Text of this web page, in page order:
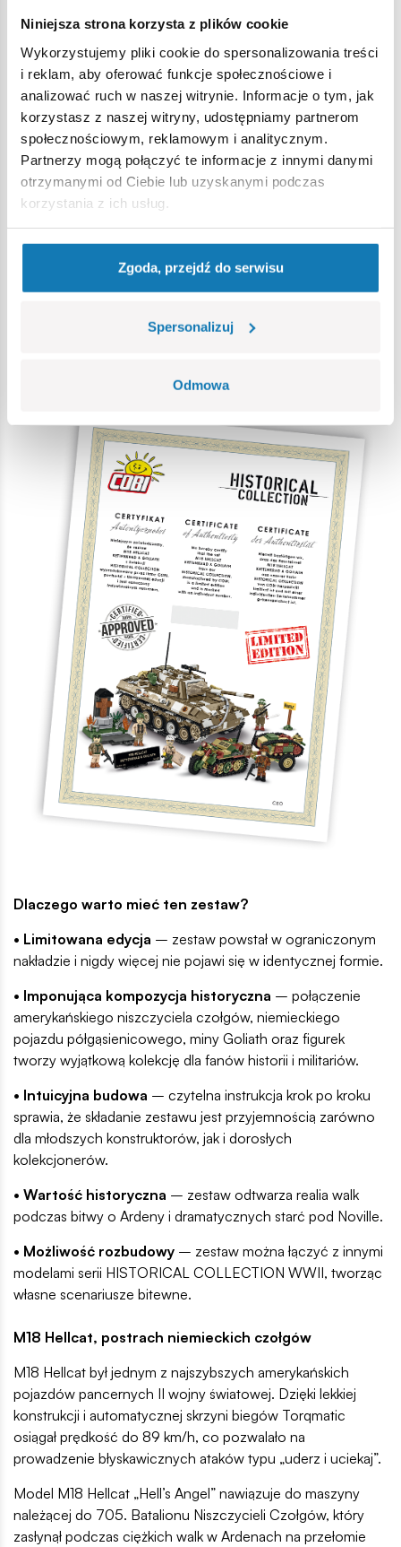
Niniejsza strona korzysta z plików cookie
Wykorzystujemy pliki cookie do spersonalizowania treści
i reklam, aby oferować funkcje społecznościowe i
analizować ruch w naszej witrynie. Informacje o tym, jak
korzystasz z naszej witryny, udostępniamy partnerom
społecznościowym, reklamowym i analitycznym.
Partnerzy mogą połączyć te informacje z innymi danymi
otrzymanymi od Ciebie lub uzyskanymi podczas
korzystania z ich usług.
Zgoda, przejdź do serwisu
Spersonalizuj
Odmowa
• Certyfikat autentyczności– numerowany dokument z
Dlaczego warto mieć ten zestaw?
• Limitowana edycja – zestaw powstał w ograniczonym
nakładzie i nigdy więcej nie pojawi się w identycznej formie.
• Imponująca kompozycja historyczna – połączenie
amerykańskiego niszczyciela czołgów, niemieckiego
pojazdu półgąsienicowego, miny Goliath oraz figurek
tworzy wyjątkową kolekcję dla fanów historii i militariów.
• Intuicyjna budowa – czytelna instrukcja krok po kroku
sprawia, że składanie zestawu jest przyjemnością zarówno
dla młodszych konstruktorów, jak i dorosłych
kolekcjonerów.
• Wartość historyczna – zestaw odtwarza realia walk
podczas bitwy o Ardeny i dramatycznych starć pod Noville.
• Możliwość rozbudowy – zestaw można łączyć z innymi
modelami serii HISTORICAL COLLECTION WWII, tworząc
własne scenariusze bitewne.
M18 Hellcat, postrach niemieckich czołgów
M18 Hellcat był jednym z najszybszych amerykańskich
pojazdów pancernych II wojny światowej. Dzięki lekkiej
konstrukcji i automatycznej skrzyni biegów Torqmatic
osiągał prędkość do 89 km/h, co pozwalało na
prowadzenie błyskawicznych ataków typu „uderz i uciekaj”.
Model M18 Hellcat „Hell’s Angel” nawiązuje do maszyny
należącej do 705. Batalionu Niszczycieli Czołgów, który
zasłynął podczas ciężkich walk w Ardenach na przełomie